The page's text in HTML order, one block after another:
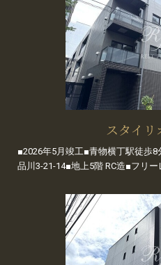
スタイリ
■2026年5月竣工■青物横丁駅徒歩
品川3-21-14■地上5階 RC造■フリー